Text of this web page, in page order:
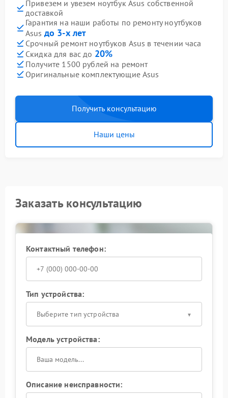
Привезем и увезем ноутбук Asus собственной
доставкой
Гарантия на наши работы по ремонту ноутбуков
Asus до 3-х лет
Срочный ремонт ноутбуков Asus в течении часа
Скидка для вас до 20%
Получите 1500 рублей на ремонт
Оригинальные комплектующие Asus
Получить консультацию
Наши цены
Заказать консультацию
Контактный телефон:
Тип устройства:
Выберите тип устройства
Модель устройства:
Описание неисправности: